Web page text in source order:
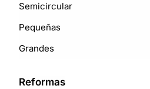
Semicircular
Pequeñas
Grandes
Reformas